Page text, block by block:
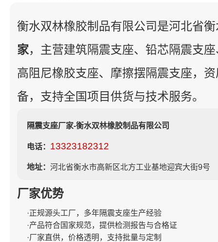
衡水双林橡胶制品有限公司是河北省
家，主营建筑隔震支座、铅芯隔震支
高阻尼橡胶支座、摩擦摆隔震支座，
备，支持全国项目供货与技术服务。
隔震支座厂家-衡水双林橡胶制品有限公司
电话： 13323182312
地址： 河北省衡水市高新区北方工业基地迎宾大街9号
厂家优势
·正规源头工厂，多年隔震支座生产经验
·产品符合国家规范，提供检测报告与合格证
·厂家直供，价格透明，支持批量与定制